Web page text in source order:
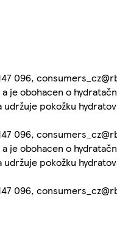
096,
je obohacen o
pokožku
096,
je obohacen o
pokožku
096,